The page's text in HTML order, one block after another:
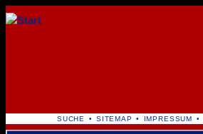
NAVIGATION
ÜBERSPRINGEN
SUCHE SITEMAP IMPRESSUM